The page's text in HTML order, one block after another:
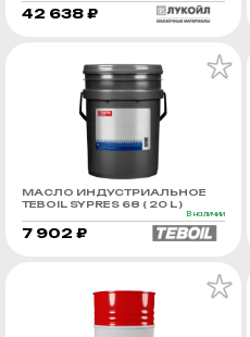
42 638 ₽
МАСЛО ИНДУСТРИАЛЬНОЕ
TEBOIL SYPRES 68 ( 20 L )
В наличии
7 902 ₽